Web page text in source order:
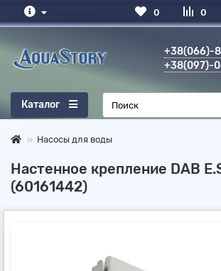
0
0
+38(066)-
+38(097)-
Каталог
Насосы для воды
Настенное крепление DAB
(60161442)